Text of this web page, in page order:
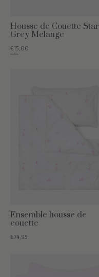
Housse de Couette Star
Grey Melange
€15,00
€54,95
Ensemble housse de
couette
€74,95